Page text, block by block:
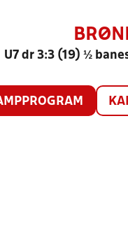
U7 dr 3:3 (19) ½